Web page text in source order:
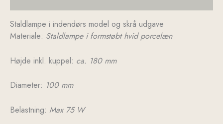
Staldlampe i indendørs model og skrå udgave
Materiale: Staldlampe i formstøbt hvid porcelæn
Højde inkl. kuppel: ca. 180 mm
Diameter: 100 mm
Belastning: Max 75 W